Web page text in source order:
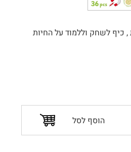
כיף לשחק וללמוד על החיות
הוסף לסל